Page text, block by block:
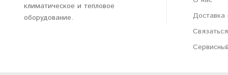
климатическое и тепловое
оборудование.
Доставка